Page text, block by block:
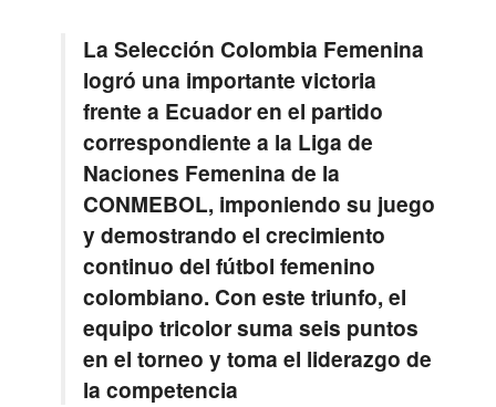
La Selección Colombia Femenina
logró una importante victoria
frente a Ecuador en el partido
correspondiente a la Liga de
Naciones Femenina de la
CONMEBOL, imponiendo su juego
y demostrando el crecimiento
continuo del fútbol femenino
colombiano. Con este triunfo, el
equipo tricolor suma seis puntos
en el torneo y toma el liderazgo de
la competencia